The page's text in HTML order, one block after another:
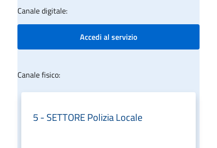
Canale digitale:
Accedi al servizio
Canale fisico:
5 - SETTORE Polizia Locale